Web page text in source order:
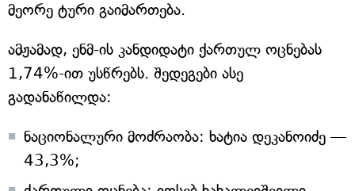
მეორე ტური გაიმართება.
ამჟამად, ენმ-ის კანდიდატი ქართულ ოცნებას
1,74%-ით უსწრებს. შედეგები ასე
გადანაწილდა:
ნაციონალური მოძრაობა: ხატია დეკანოიძე —
43,3%;